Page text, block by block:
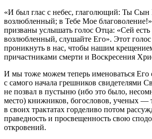
«И был глас с небес, глаголющий: Ты
возлюбленный; в Тебе Мое
призваны услышать голос Отца: «Сей
возлюбленный, слушайте Его». Этот
проникнуть в нас, чтобы нашим
причастниками смерти и Воскресения
И мы тоже можем теперь именоваться Его
с самого начала грешников свидетелями
не позвал в пустыню (ибо это было,
место) книжников, богословов, ученых —
в своих трактатах горделиво потом
праведность и просвещенность свою
откровений.